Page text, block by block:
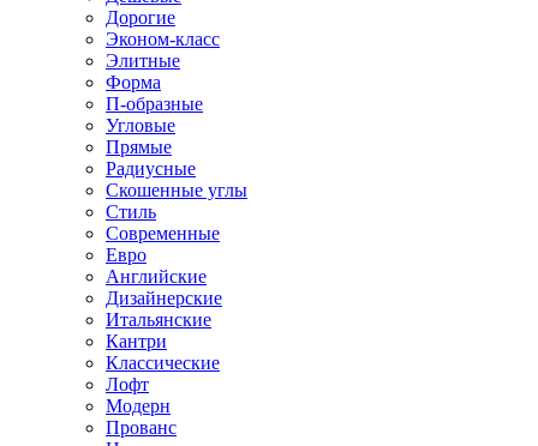
Дорогие
Эконом-класс
Элитные
Форма
П-образные
Угловые
Прямые
Радиусные
Скошенные углы
Стиль
Современные
Евро
Английские
Дизайнерские
Итальянские
Кантри
Классические
Лофт
Модерн
Прованс